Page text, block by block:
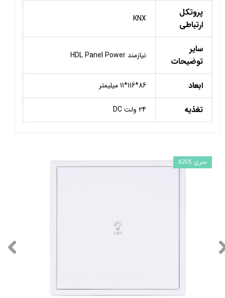
پروتکل
ارتباطی
KNX
سایر
توضیحات
نیازمند HDL Panel Power
ابعاد 86*116*11 میلیمتر
تغذیه 24 ولت DC
سری KNX